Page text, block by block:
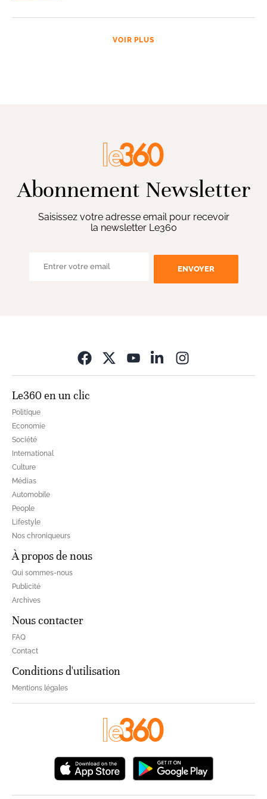
VOIR PLUS
Abonnement Newsletter
Saisissez votre adresse email pour recevoir
la newsletter Le360
ENVOYER
Le360 en un clic
Politique
Economie
Société
International
Culture
Médias
Automobile
People
Lifestyle
Nos chroniqueurs
À propos de nous
Qui sommes-nous
Publicité
Archives
Nous contacter
FAQ
Contact
Conditions d'utilisation
Mentions légales